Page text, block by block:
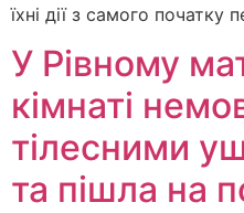
їхні дії з самого початку
У Рівному
кімнаті
тілесними
та пішла на